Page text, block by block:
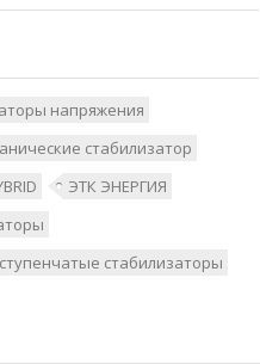
напряжения
стабилизатор
ЭТК ЭНЕРГИЯ
стабилизаторы